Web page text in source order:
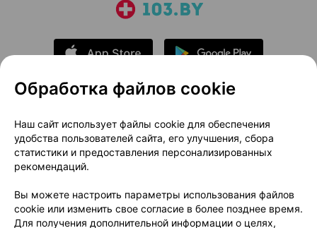
О проекте
Новости проекта
Размещение рекламы
Медицинский маркетинг
Публичный договор
Доставка
Способы оплаты
Вакансии
Партнеры
Написать руководителю 103.by
Обработка файлов cookie
Наш сайт использует файлы cookie для обеспечения
удобства пользователей сайта, его улучшения, сбора
статистики и предоставления персонализированных
рекомендаций.
Вы можете настроить параметры использования файлов
cookie или изменить свое согласие в более позднее время.
Для получения дополнительной информации о целях,